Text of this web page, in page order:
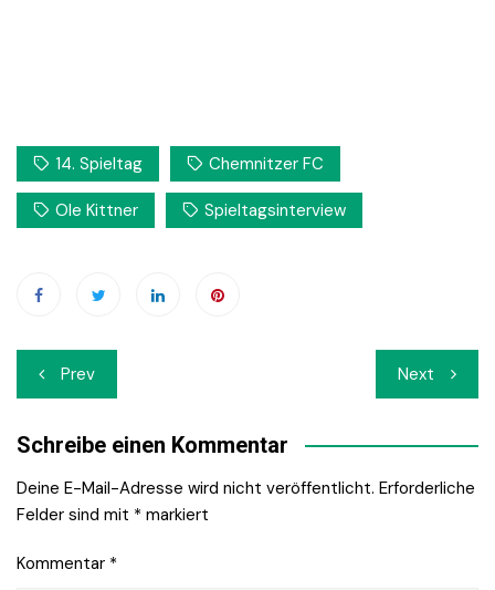
14. Spieltag Chemnitzer FC
Ole Kittner Spieltagsinterview
Beitrags-
Navigation
Prev Next
Schreibe einen Kommentar
Deine E-Mail-Adresse wird nicht veröffentlicht. Erforderliche
Felder sind mit * markiert
Kommentar *